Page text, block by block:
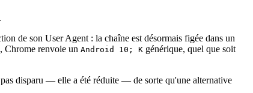
de son User Agent : la chaîne est désormais figée dans un
Chrome renvoie un Android 10; K générique, quel que soit
disparu — elle a été réduite — de sorte qu'une alternative